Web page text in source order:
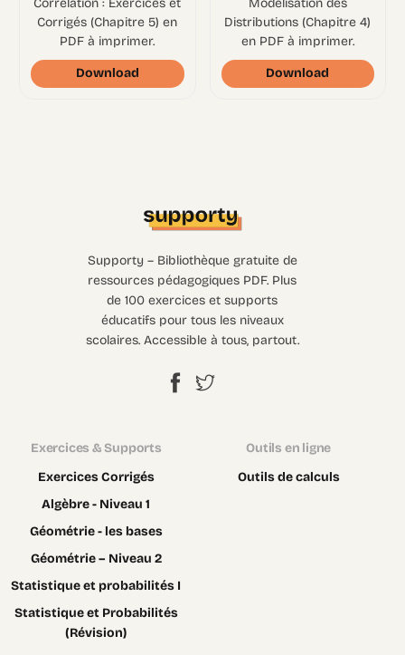
Corrigés (Chapitre 5) en
PDF à imprimer.
Download
Distributions (Chapitre 4)
en PDF à imprimer.
Download
Supporty – Bibliothèque gratuite de
ressources pédagogiques PDF. Plus
de 100 exercices et supports
éducatifs pour tous les niveaux
scolaires. Accessible à tous, partout.
Exercices & Supports
Exercices Corrigés
Algèbre - Niveau 1
Géométrie - les bases
Géométrie – Niveau 2
Statistique et probabilités I
Statistique et Probabilités
(Révision)
Outils en ligne
Outils de calculs